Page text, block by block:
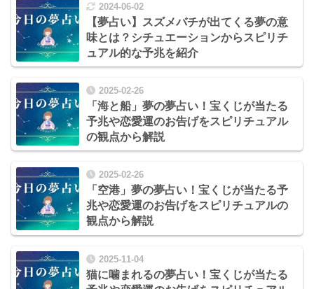
2024-06-02
【夢占い】スズメバチが出てくる夢の意
味とは？シチュエーションからスピリチ
ュアル的な予兆を紹介
2025-02-26
「海と船」夢の夢占い！宝くじが当たる
予兆や恋愛運のお告げをスピリチュアル
の観点から解説
2025-02-26
「空港」夢の夢占い！宝くじが当たる予
兆や恋愛運のお告げをスピリチュアルの
観点から解説
2025-11-04
猫に噛まれるの夢占い！宝くじが当たる